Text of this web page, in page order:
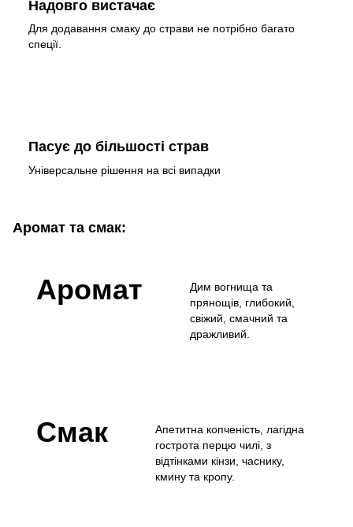
Надовго вистачає
Для додавання смаку до страви не потрібно багато
спеції.
Пасує до більшості страв
Універсальне рішення на всі випадки
Аромат та смак:
Аромат
Дим вогнища та
прянощів, глибокий,
свіжий, смачний та
дражливий.
Смак
Апетитна копченість, лагідна
гострота перцю чилі, з
відтінками кінзи, часнику,
кмину та кропу.